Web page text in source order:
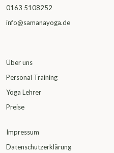
0163 5108252
info@samanayoga.de
Über uns
Personal Training
Yoga Lehrer
Preise
Impressum
Datenschutzerklärung